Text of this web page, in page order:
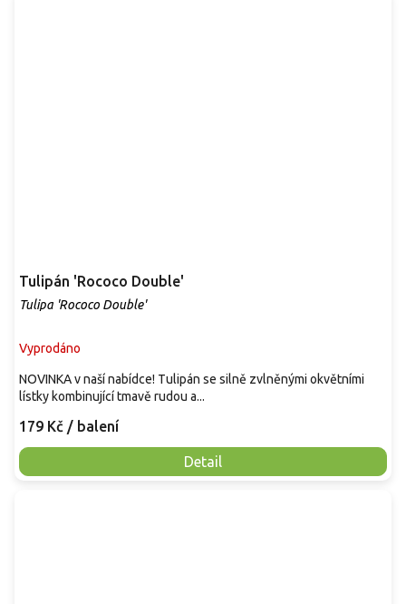
Tulipán 'Rococo Double'
Tulipa 'Rococo Double'
Vyprodáno
179 Kč / balení
Detail
NOVINKA v naší nabídce! Tulipán se silně zvlněnými okvětními
lístky kombinující tmavě rudou a...